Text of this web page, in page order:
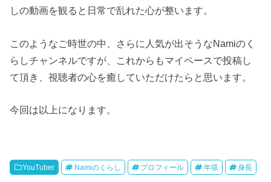
しの動画を観ると日常で乱れた心が整います。
このようなご時世の中、さらに人気が出そうなNamiのく
らしチャンネルですが、これからもマイペースで投稿し
て頂き、視聴者の心を癒していただけたらと思います。
今回は以上になります。
YouTuber Namiのくらし プロフィール 年収 身長